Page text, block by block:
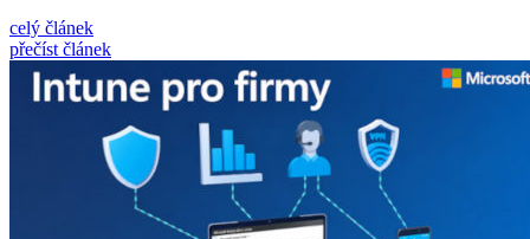
celý článek
přečíst článek